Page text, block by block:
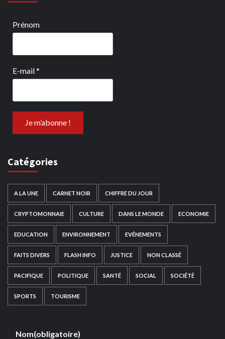
Prénom
E-mail*
Catégories
A LA UNE CARNET NOIR CHIFFRE DU JOUR
CRYPTOMONNAIE CULTURE DANS LE MONDE ECONOMIE
EDUCATION ENVIRONNEMENT EVÉNEMENTS
FAITS DIVERS FLASH INFO JUSTICE NON CLASSÉ
PACIFIQUE POLITIQUE SANTÉ SOCIAL SOCIÉTÉ
SPORTS TOURISME
Nom(obligatoire)